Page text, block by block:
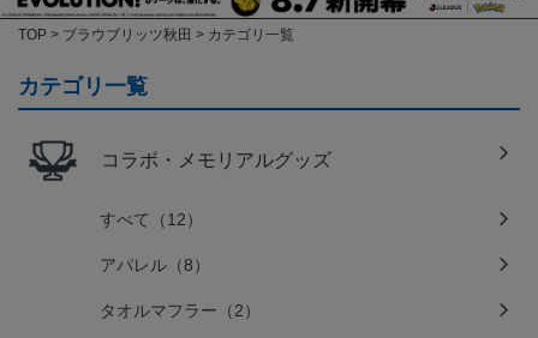
TOP ブラウブリッツ秋田 カテゴリ一覧
カテゴリ一覧
コラボ・メモリアルグッズ
すべて（12）
アパレル（8）
タオルマフラー（2）